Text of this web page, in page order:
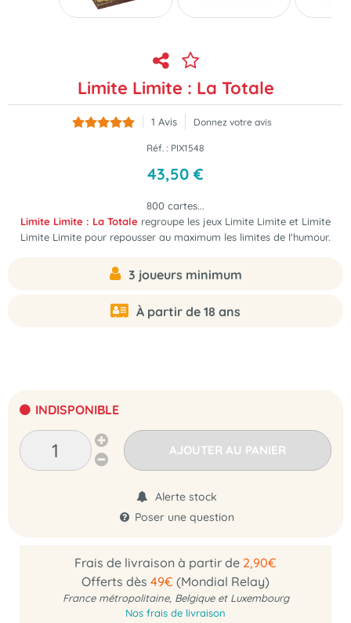
Limite Limite : La Totale
1 Avis Donnez votre avis
Réf. : PIX1548
43,50 €
800 cartes...
Limite Limite : La Totale regroupe les jeux Limite Limite et Limite
Limite Limite pour repousser au maximum les limites de l'humour.
3 joueurs minimum
À partir de 18 ans
INDISPONIBLE
AJOUTER AU PANIER
Alerte stock
Poser une question
Frais de livraison à partir de 2,90€
Offerts dès 49€ (Mondial Relay)
France métropolitaine, Belgique et Luxembourg
Nos frais de livraison